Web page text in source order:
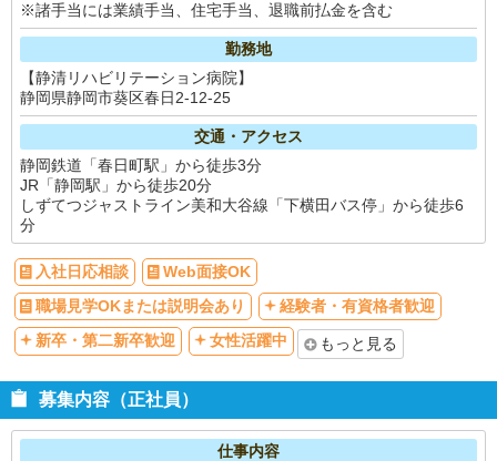
※諸手当には業績手当、住宅手当、退職前払金を含む
勤務地
【静清リハビリテーション病院】
静岡県静岡市葵区春日2-12-25
交通・アクセス
静岡鉄道「春日町駅」から徒歩3分
JR「静岡駅」から徒歩20分
しずてつジャストライン美和大谷線「下横田バス停」から徒歩6
分
入社日応相談
Web面接OK
職場見学OKまたは説明会あり
経験者・有資格者歓迎
新卒・第二新卒歓迎
女性活躍中 もっと見る
募集内容（正社員）
仕事内容